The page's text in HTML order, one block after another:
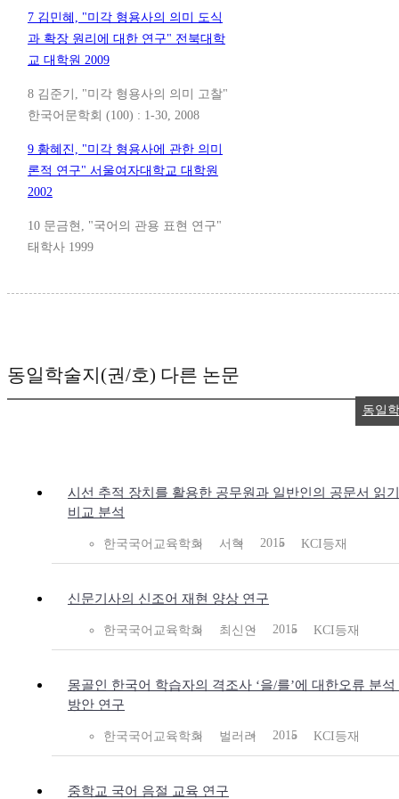
7 김민혜, "미각 형용사의 의미 도식
과 확장 원리에 대한 연구" 전북대학
교 대학원 2009
8 김준기, "미각 형용사의 의미 고찰"
한국어문학회 (100) : 1-30, 2008
9 황혜진, "미각 형용사에 관한 의미
론적 연구" 서울여자대학교 대학원
2002
10 문금현, "국어의 관용 표현 연구"
태학사 1999
동일학술지(권/호) 다른 논문
시선 추적 장치를 활용한 공무원과 일반인의 공문서 읽
비교 분석
한국국어교육학회 서혁 2015 KCI등재
신문기사의 신조어 재현 양상 연구
한국국어교육학회 최신인 2015 KCI등재
몽골인 한국어 학습자의 격조사 ‘을/를’에 대한오류 분
방안 연구
한국국어교육학회 벌러러 2015 KCI등재
중학교 국어 음절 교육 연구
동일